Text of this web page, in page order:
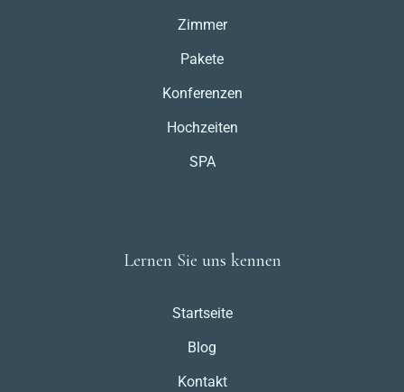
Zimmer
Pakete
Konferenzen
Hochzeiten
SPA
Lernen Sie uns kennen
Startseite
Blog
Kontakt